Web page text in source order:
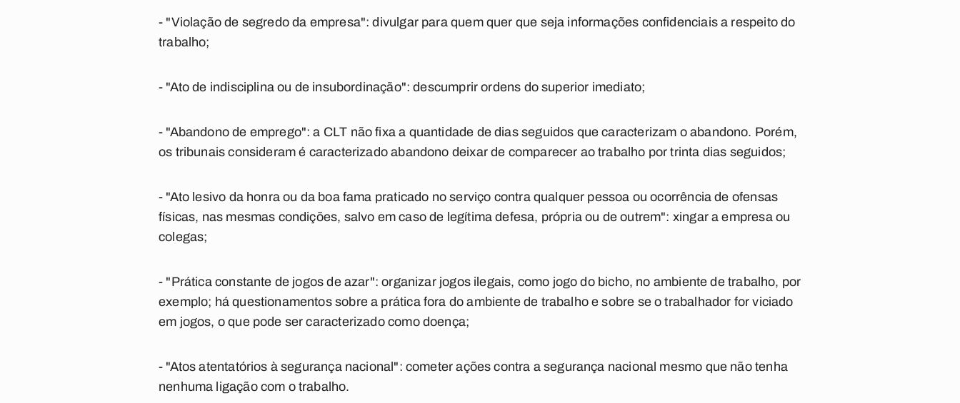
- "Violação de segredo da empresa": divulgar para quem quer que seja informações confidenciais a respeito do
trabalho;
- "Ato de indisciplina ou de insubordinação": descumprir ordens do superior imediato;
- "Abandono de emprego": a CLT não fixa a quantidade de dias seguidos que caracterizam o abandono. Porém,
os tribunais consideram é caracterizado abandono deixar de comparecer ao trabalho por trinta dias seguidos;
- "Ato lesivo da honra ou da boa fama praticado no serviço contra qualquer pessoa ou ocorrência de ofensas
físicas, nas mesmas condições, salvo em caso de legítima defesa, própria ou de outrem": xingar a empresa ou
colegas;
- "Prática constante de jogos de azar": organizar jogos ilegais, como jogo do bicho, no ambiente de trabalho, por
exemplo; há questionamentos sobre a prática fora do ambiente de trabalho e sobre se o trabalhador for viciado
em jogos, o que pode ser caracterizado como doença;
- "Atos atentatórios à segurança nacional": cometer ações contra a segurança nacional mesmo que não tenha
nenhuma ligação com o trabalho.